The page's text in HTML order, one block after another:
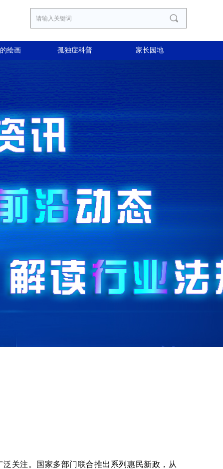
끠
绘画 孤独症科普 家长园地
关注。国家多部门联合推出系列惠民新政，从